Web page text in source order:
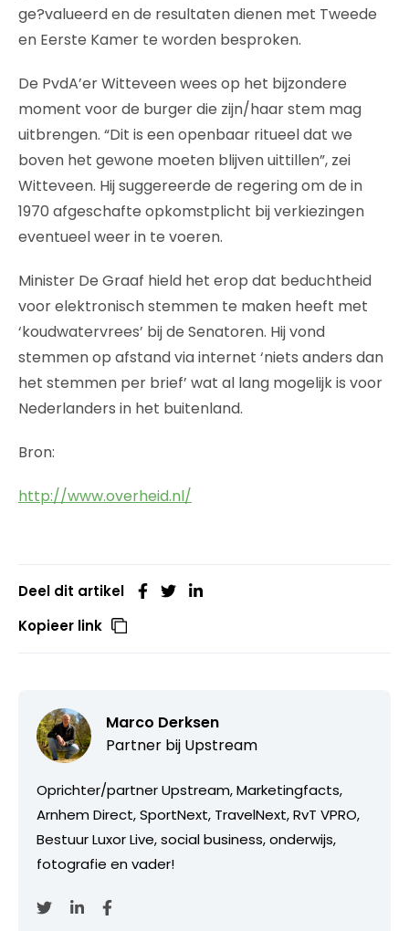
ge?valueerd en de resultaten dienen met Tweede
en Eerste Kamer te worden besproken.
De PvdA’er Witteveen wees op het bijzondere
moment voor de burger die zijn/haar stem mag
uitbrengen. “Dit is een openbaar ritueel dat we
boven het gewone moeten blijven uittillen”, zei
Witteveen. Hij suggereerde de regering om de in
1970 afgeschafte opkomstplicht bij verkiezingen
eventueel weer in te voeren.
Minister De Graaf hield het erop dat beduchtheid
voor elektronisch stemmen te maken heeft met
‘koudwatervrees’ bij de Senatoren. Hij vond
stemmen op afstand via internet ‘niets anders dan
het stemmen per brief’ wat al lang mogelijk is voor
Nederlanders in het buitenland.
Bron:
http://www.overheid.nl/
Deel dit artikel
Kopieer link
Marco Derksen
Partner bij Upstream
Oprichter/partner Upstream, Marketingfacts,
Arnhem Direct, SportNext, TravelNext, RvT VPRO,
Bestuur Luxor Live, social business, onderwijs,
fotografie en vader!